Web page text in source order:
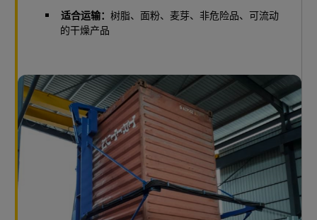
适合运输： 树脂、面粉、麦芽、非危险品、可流动
的干燥产品